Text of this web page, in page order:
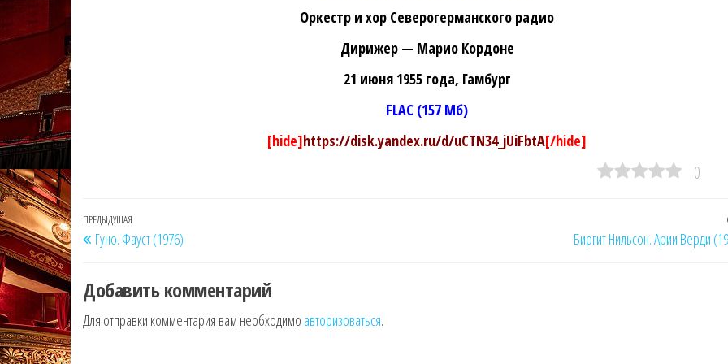
Оркестр и хор Северогерманского радио
Дирижер — Марио Кордоне
21 июня 1955 года, Гамбург
FLAC (157 Мб)
[hide]https://disk.yandex.ru/d/uCTN34_jUiFbtA[/hide]
0
Навигация
по
записям
Предыдущая
запись
ПРЕДЫДУЩАЯ
Гуно. Фауст (1976) Биргит Нильсон. Арии Верди
Добавить комментарий
Для отправки комментария вам необходимо авторизоваться.